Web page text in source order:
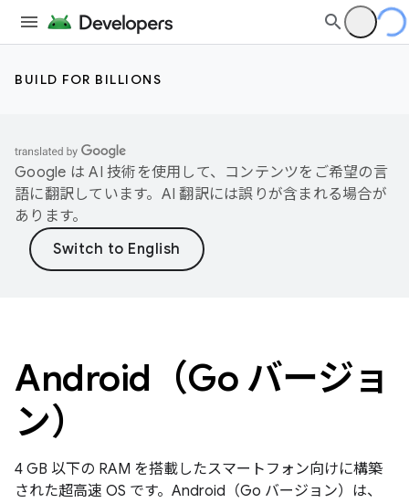
BUILD FOR BILLIONS
Google は AI 技術を使用して、コンテンツをご希望の言
語に翻訳しています。AI 翻訳には誤りが含まれる場合が
あります。
Android（Go バージョ
ン）
4 GB 以下の RAM を搭載したスマートフォン向けに構築
された超高速 OS です。Android（Go バージョン）は、